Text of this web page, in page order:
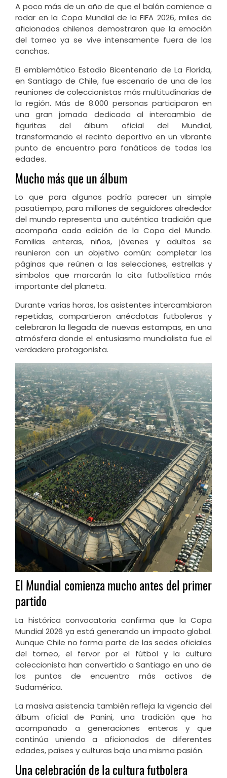
A poco más de un año de que el balón comience a
rodar en la Copa Mundial de la FIFA 2026, miles de
aficionados chilenos demostraron que la emoción
del torneo ya se vive intensamente fuera de las
canchas.
El emblemático Estadio Bicentenario de La Florida,
en Santiago de Chile, fue escenario de una de las
reuniones de coleccionistas más multitudinarias de
la región. Más de 8.000 personas participaron en
una gran jornada dedicada al intercambio de
figuritas del álbum oficial del Mundial,
transformando el recinto deportivo en un vibrante
punto de encuentro para fanáticos de todas las
edades.
Mucho más que un álbum
Lo que para algunos podría parecer un simple
pasatiempo, para millones de seguidores alrededor
del mundo representa una auténtica tradición que
acompaña cada edición de la Copa del Mundo.
Familias enteras, niños, jóvenes y adultos se
reunieron con un objetivo común: completar las
páginas que reúnen a las selecciones, estrellas y
símbolos que marcarán la cita futbolística más
importante del planeta.
Durante varias horas, los asistentes intercambiaron
repetidas, compartieron anécdotas futboleras y
celebraron la llegada de nuevas estampas, en una
atmósfera donde el entusiasmo mundialista fue el
verdadero protagonista.
El Mundial comienza mucho antes del primer
partido
La histórica convocatoria confirma que la Copa
Mundial 2026 ya está generando un impacto global.
Aunque Chile no forma parte de las sedes oficiales
del torneo, el fervor por el fútbol y la cultura
coleccionista han convertido a Santiago en uno de
los puntos de encuentro más activos de
Sudamérica.
La masiva asistencia también refleja la vigencia del
álbum oficial de Panini, una tradición que ha
acompañado a generaciones enteras y que
continúa uniendo a aficionados de diferentes
edades, países y culturas bajo una misma pasión.
Una celebración de la cultura futbolera